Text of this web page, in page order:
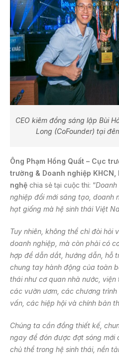
CEO kiêm đồng sáng lập Bùi
Long (CoFounder) tại
Ông Phạm Hồng Quất – Cục
trường & Doanh nghiệp
nghệ chia sẻ tại cuộc thi: “
nghiệp đổi mới sáng tạo, doanh
hạt giống mà hệ sinh thái Việt
Tuy nhiên, không thể chỉ đòi hỏi
doanh nghiệp, mà còn phải có
hợp để dẫn dắt, hướng dẫn, hỗ
chung tay hành động của toàn
thái như cơ quan nhà nước,
các vườn ươm, các chương
vấn, các hiệp hội và chính bản
Chúng ta cần đồng thiết kế,
ngay để đón được đợt sóng mới
chủ thể trong hệ sinh thái, nền